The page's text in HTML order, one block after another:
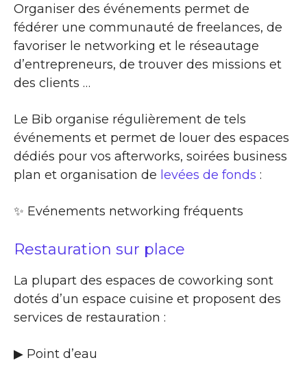
Organiser des événements permet de
fédérer une communauté de freelances, de
favoriser le networking et le réseautage
d’entrepreneurs, de trouver des missions et
des clients …
Le Bib organise régulièrement de tels
événements et permet de louer des espaces
dédiés pour vos afterworks, soirées business
plan et organisation de levées de fonds :
✨​ Evénements networking fréquents
Restauration sur place
La plupart des espaces de coworking sont
dotés d’un espace cuisine et proposent des
services de restauration :
▶​ Point d’eau